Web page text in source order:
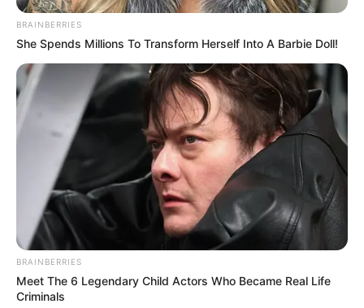
BRAINBERRIES
She Spends Millions To Transform Herself Into A Barbie Doll!
BRAINBERRIES
Meet The 6 Legendary Child Actors Who Became Real Life
Criminals